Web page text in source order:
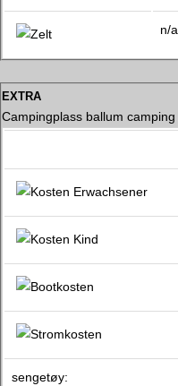
n/a
extra
Campingplass ballum camping
sengetøy: